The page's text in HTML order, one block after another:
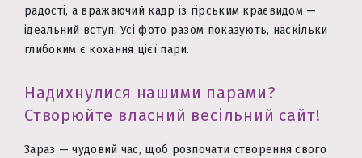
радості, а вражаючий кадр із гірським краєвидом —
ідеальний вступ. Усі фото разом показують, наскільки
глибоким є кохання цієї пари.
Надихнулися нашими парами?
Створюйте власний весільний сайт!
Зараз — чудовий час, щоб розпочати створення свого